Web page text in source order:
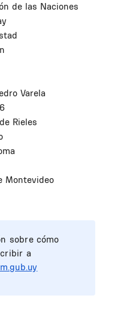
de las Naciones
Varela
Rieles
Montevideo
sobre cómo
a